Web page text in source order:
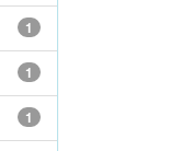
1
1
1